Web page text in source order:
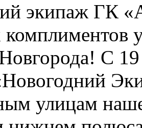
экипаж ГК
С
улицам